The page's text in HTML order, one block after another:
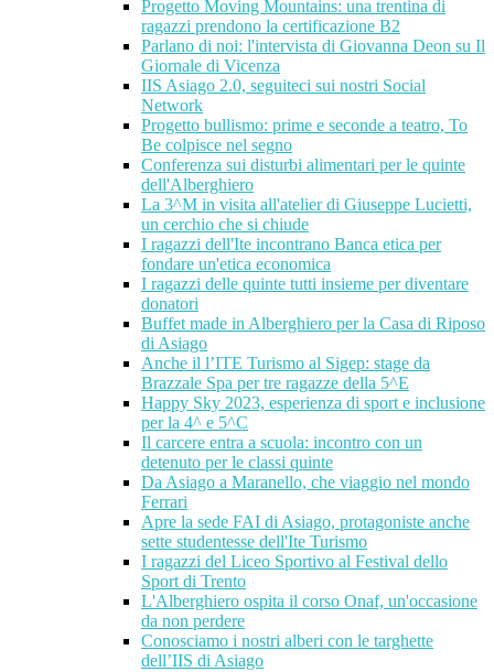
Progetto Moving Mountains: una trentina di
ragazzi prendono la certificazione B2
Parlano di noi: l'intervista di Giovanna Deon su Il
Giornale di Vicenza
IIS Asiago 2.0, seguiteci sui nostri Social
Network
Progetto bullismo: prime e seconde a teatro, To
Be colpisce nel segno
Conferenza sui disturbi alimentari per le quinte
dell'Alberghiero
La 3^M in visita all'atelier di Giuseppe Lucietti,
un cerchio che si chiude
I ragazzi dell'Ite incontrano Banca etica per
fondare un'etica economica
I ragazzi delle quinte tutti insieme per diventare
donatori
Buffet made in Alberghiero per la Casa di Riposo
di Asiago
Anche il l’ITE Turismo al Sigep: stage da
Brazzale Spa per tre ragazze della 5^E
Happy Sky 2023, esperienza di sport e inclusione
per la 4^ e 5^C
Il carcere entra a scuola: incontro con un
detenuto per le classi quinte
Da Asiago a Maranello, che viaggio nel mondo
Ferrari
Apre la sede FAI di Asiago, protagoniste anche
sette studentesse dell'Ite Turismo
I ragazzi del Liceo Sportivo al Festival dello
Sport di Trento
L'Alberghiero ospita il corso Onaf, un'occasione
da non perdere
Conosciamo i nostri alberi con le targhette
dell’IIS di Asiago